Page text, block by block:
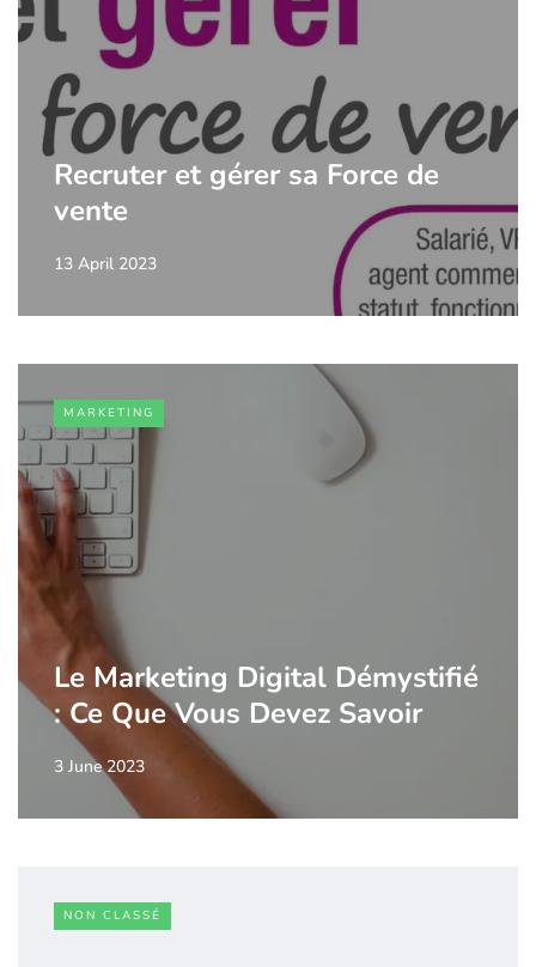
Recruter et gérer sa Force de
vente
13 April 2023
MARKETING
Le Marketing Digital Démystifié
: Ce Que Vous Devez Savoir
3 June 2023
NON CLASSÉ